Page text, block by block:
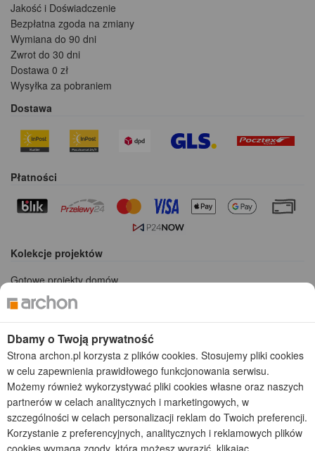
Jakość i Doświadczenie
Bezpłatna zgoda na zmiany
Wymiana do 90 dni
Zwrot do 30 dni
Dostawa 0 zł
Wysyłka za pobraniem
Dostawa
Płatności
Kolekcje projektów
Gotowe projekty domów
Projekty domów tanich w budowie
Projekty domów szeregowych
Projekty małych domów (do 150 m2)
Projekty domów wielorodzinnych
Projekty domów bliźniaczych
Projekty domów nowoczesnych
Projekty domów parterowych
2026 © ARCHON+ Biuro Projektów - Tradycyjne i nowoczesne gotowe
projekty domów - autorska pracownia architektoniczna założona w 1990r.
przez arch. Barbarę Mendel
Dbamy o Twoją prywatność
Strona archon.pl korzysta z plików cookies. Stosujemy pliki cookies
w celu zapewnienia prawidłowego funkcjonowania serwisu.
Możemy również wykorzystywać pliki cookies własne oraz naszych
partnerów w celach analitycznych i marketingowych, w
szczególności w celach personalizacji reklam do Twoich preferencji.
Korzystanie z preferencyjnych, analitycznych i reklamowych plików
cookies wymaga zgody, którą możesz wyrazić, klikając